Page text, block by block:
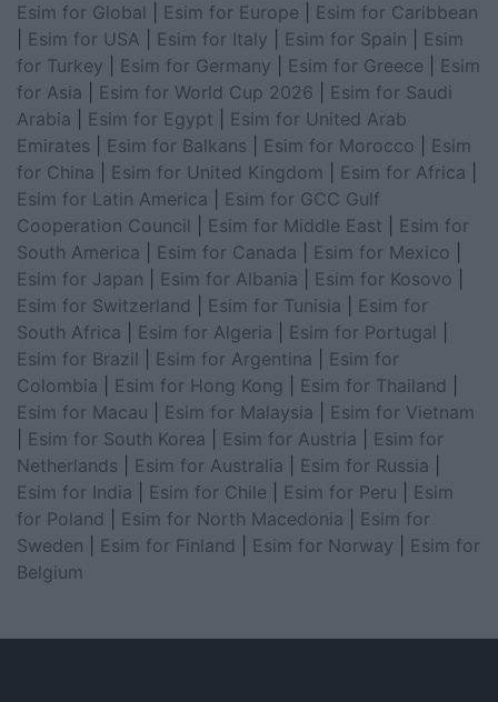
Esim for Global Esim for Europe
Esim for Caribbean
Esim for USA Esim for Italy Esim for Spain
Esim
for Turkey
Esim for Germany Esim for Greece
Esim
for Asia
Esim for World Cup 2026
Esim for Saudi
Arabia
Esim for Egypt
Esim for United Arab
Emirates
Esim for Balkans Esim for Morocco
Esim
for China
Esim for United Kingdom Esim for Africa
Esim for Latin America
Esim for GCC Gulf
Cooperation Council
Esim for Middle East
Esim for
South America
Esim for Canada Esim for Mexico
Esim for Japan
Esim for Albania Esim for Kosovo
Esim for Switzerland
Esim for Tunisia
Esim for
South Africa
Esim for Algeria Esim for Portugal
Esim for Brazil
Esim for Argentina
Esim for
Colombia
Esim for Hong Kong Esim for Thailand
Esim for Macau
Esim for Malaysia
Esim for Vietnam
Esim for South Korea Esim for Austria
Esim for
Netherlands
Esim for Australia Esim for Russia
Esim for India
Esim for Chile Esim for Peru
Esim
for Poland
Esim for North Macedonia
Esim for
Sweden
Esim for Finland Esim for Norway
Esim for
Belgium